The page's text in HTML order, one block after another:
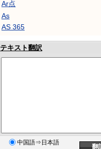
Ar点
As
AS 365
テキスト翻訳
中国語⇒日本語